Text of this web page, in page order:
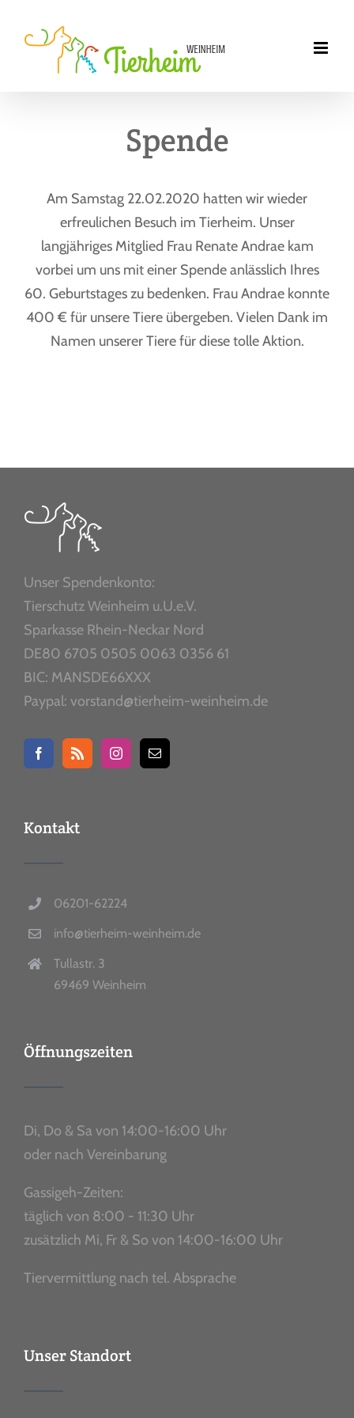
Inhalt
Spende
Am Samstag 22.02.2020 hatten wir wieder
erfreulichen Besuch im Tierheim. Unser
langjähriges Mitglied Frau Renate Andrae kam
vorbei um uns mit einer Spende anlässlich Ihres
60. Geburtstages zu bedenken. Frau Andrae konnte
400 € für unsere Tiere übergeben. Vielen Dank im
Namen unserer Tiere für diese tolle Aktion.
Unser Spendenkonto:
Tierschutz Weinheim u.U.e.V.
Sparkasse Rhein-Neckar Nord
DE80 6705 0505 0063 0356 61
BIC: MANSDE66XXX
Paypal: vorstand@tierheim-weinheim.de
Kontakt
06201-62224
info@tierheim-weinheim.de
Tullastr. 3
69469 Weinheim
Öffnungszeiten
Di, Do & Sa von 14:00-16:00 Uhr
oder nach Vereinbarung
Gassigeh-Zeiten:
täglich von 8:00 - 11:30 Uhr
zusätzlich Mi, Fr & So von 14:00-16:00 Uhr
Tiervermittlung nach tel. Absprache
Unser Standort